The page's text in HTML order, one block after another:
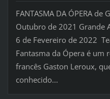
FANTASMA DA ÓPERA
Outubro de 2021 Grande
6 de Fevereiro de 2022
Fantasma da Ópera é um
francês Gaston Leroux,
conhecido...